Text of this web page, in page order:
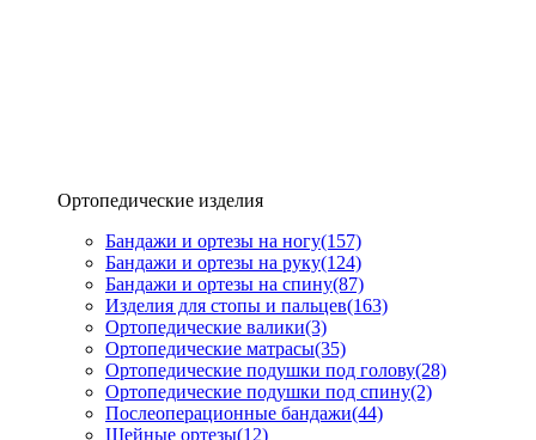
Ортопедические изделия
Бандажи и ортезы на ногу(157)
Бандажи и ортезы на руку(124)
Бандажи и ортезы на спину(87)
Изделия для стопы и пальцев(163)
Ортопедические валики(3)
Ортопедические матрасы(35)
Ортопедические подушки под голову(28)
Ортопедические подушки под спину(2)
Послеоперационные бандажи(44)
Шейные ортезы(12)